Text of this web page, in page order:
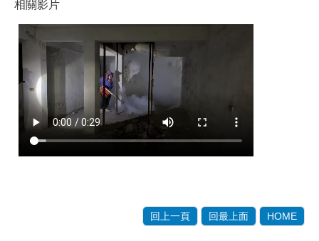
相關影片
回上一頁 回最上面 HOME